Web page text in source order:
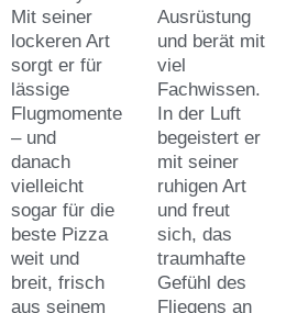
Mit seiner
lockeren Art
sorgt er für
lässige
Flugmomente
– und
danach
vielleicht
sogar für die
beste Pizza
weit und
breit, frisch
aus seinem
Ausrüstung
und berät mit
viel
Fachwissen.
In der Luft
begeistert er
mit seiner
ruhigen Art
und freut
sich, das
traumhafte
Gefühl des
Fliegens an